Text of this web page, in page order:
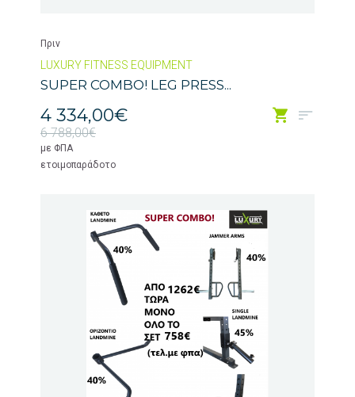
Πριν
LUXURY FITNESS EQUIPMENT
SUPER COMBO! LEG PRESS...
4 334,00€
6 788,00€
με ΦΠΑ
ετοιμοπαράδοτο